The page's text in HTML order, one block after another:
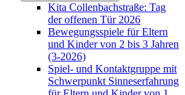
Kita Collenbachstraße: Tag
der offenen Tür 2026
Bewegungsspiele für Eltern
und Kinder von 2 bis 3 Jahren
(3-2026)
Spiel- und Kontaktgruppe mit
Schwerpunkt Sinneserfahrung